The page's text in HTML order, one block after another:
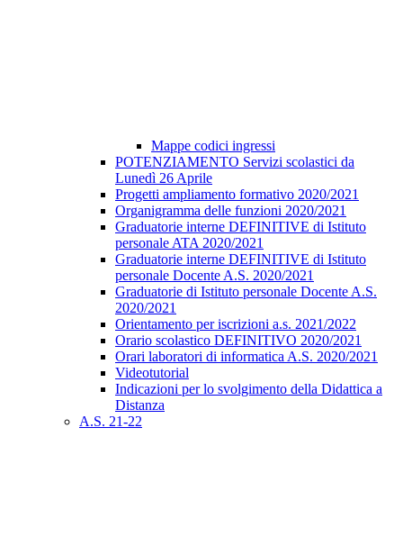
Mappe codici ingressi
POTENZIAMENTO Servizi scolastici da
Lunedì 26 Aprile
Progetti ampliamento formativo 2020/2021
Organigramma delle funzioni 2020/2021
Graduatorie interne DEFINITIVE di Istituto
personale ATA 2020/2021
Graduatorie interne DEFINITIVE di Istituto
personale Docente A.S. 2020/2021
Graduatorie di Istituto personale Docente A.S.
2020/2021
Orientamento per iscrizioni a.s. 2021/2022
Orario scolastico DEFINITIVO 2020/2021
Orari laboratori di informatica A.S. 2020/2021
Videotutorial
Indicazioni per lo svolgimento della Didattica a
Distanza
A.S. 21-22